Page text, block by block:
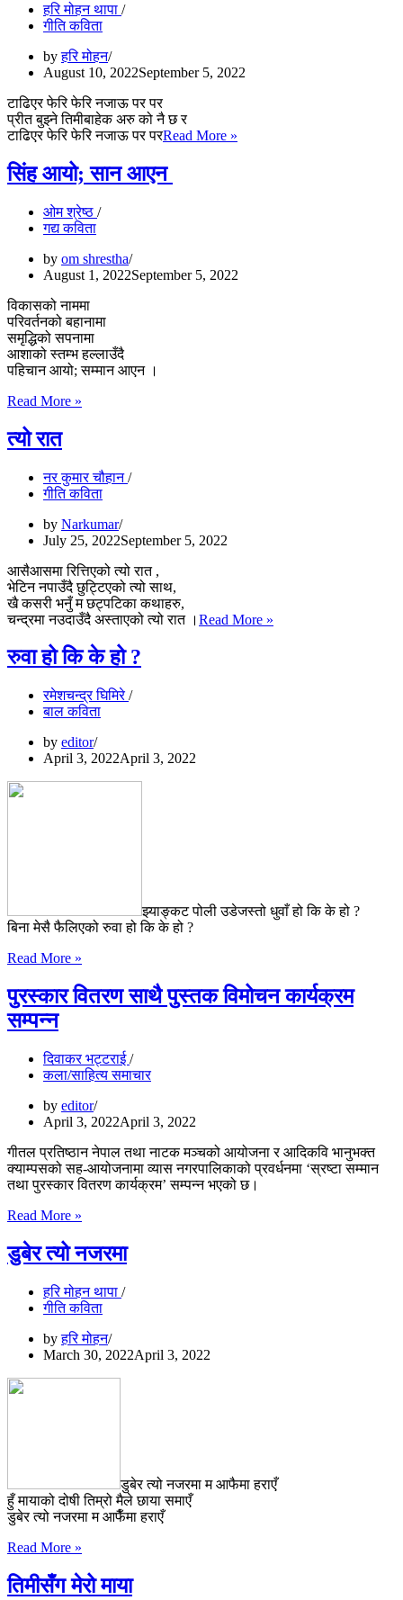
हरि मोहन थापा
गीति कविता
byहरि मोहन
August 10, 2022September 5, 2022
टाढिएर फेरि फेरि नजाऊ पर पर
प्रीत बुझ्ने तिमीबाहेक अरु को नै छ र
टाढिएर फेरि फेरि नजाऊ पर परRead More »
सिंह आयो; सान आएन
ओम श्रेष्ठ
गद्य कविता
by om shrestha
August 1, 2022September 5, 2022
विकासको नाममा
परिवर्तनको बहानामा
समृद्धिको सपनामा
आशाको स्तम्भ हल्लाउँदै
पहिचान आयो; सम्मान आएन ।
Read More »
त्यो रात
नर कुमार चौहान
गीति कविता
by Narkumar
July 25, 2022September 5, 2022
आसैआसमा रित्तिएको त्यो रात ,
भेटिन नपाउँदै छुट्टिएको त्यो साथ,
खै कसरी भनुँ म छट्पटिका कथाहरु,
चन्द्रमा नउदाउँदै अस्ताएको त्यो रात । Read More »
रुवा हो कि के हो ?
रमेशचन्द्र घिमिरे
बाल कविता
by editor
April 3, 2022April 3, 2022
झ्याङ्कट पोली उडेजस्तो धुवाँ हो कि के हो ?
बिना मेसै फैलिएको रुवा हो कि के हो ?
Read More »
कि
के
पुरस्कार वितरण साथै पुस्तक विमोचन कार्यक्रम
सम्पन्न
दिवाकर भट्टराई
कला/साहित्य समाचार
by editor
April 3, 2022April 3, 2022
गीतल प्रतिष्ठान नेपाल तथा नाटक मञ्चको आयोजना र आदिकवि भानुभक्त
क्याम्पसको सह-आयोजनामा व्यास नगरपालिकाको प्रवर्धनमा ‘स्रष्टा सम्मान
तथा पुरस्कार वितरण कार्यक्रम’ सम्पन्न भएको छ।
Read More »
साथै
पुस्तक
कार्यक्रम
सम्पन्न
डुबेर त्यो नजरमा
हरि मोहन थापा
गीति कविता
byहरि मोहन
March 30, 2022April 3, 2022
डुबेर त्यो नजरमा म आफैमा हराएँ
हुँ मायाको दोषी तिम्रो मैले छाया समाएँ
डुबेर त्यो नजरमा म आफैँमा हराएँ
Read More »
नजरमा
तिमीसँग मेरो माया